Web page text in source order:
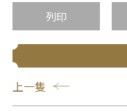
列印
上一隻